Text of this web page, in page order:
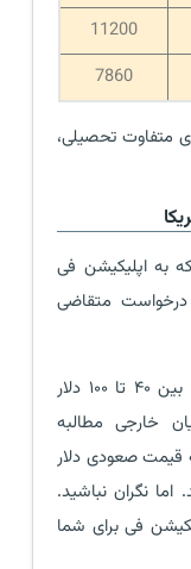
11200
7860
متفاوت تحصیلی،
که به اپلیکیشن فی
درخواست متقاضی
دانشگاه‌ های آمریکایی به صورت متوسط بین ۴۰ تا ۱۰۰ دلار
خارجی مطالبه
قیمت صعودی دلار
اما نگران نباشید.
فی برای شما